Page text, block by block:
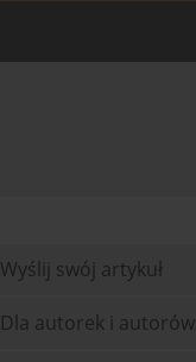
Wyślij swój artykuł
Dla autorek i autorów